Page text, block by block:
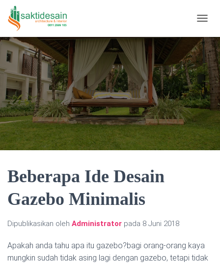
Beberapa Ide Desain
Gazebo Minimalis
Dipublikasikan oleh Administrator pada 8 Juni 2018
Apakah anda tahu apa itu gazebo?bagi orang-orang kaya
mungkin sudah tidak asing lagi dengan gazebo, tetapi tidak